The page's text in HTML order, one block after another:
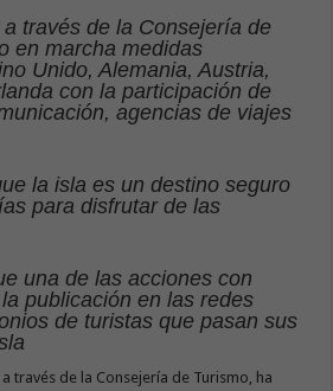
través de la Consejería de
en marcha medidas
Unido, Alemania, Austria,
con la participación de
agencias de viajes
la isla es un destino seguro
para disfrutar de las
una de las acciones con
publicación en las redes
de turistas que pasan sus
través de la Consejería de Turismo, ha